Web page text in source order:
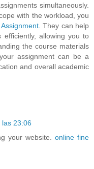
simultaneously.
with the workload, you
. They can help
efficiently, allowing you to
the course materials
assignment can be a
and overall academic
23:06
your website. online fine